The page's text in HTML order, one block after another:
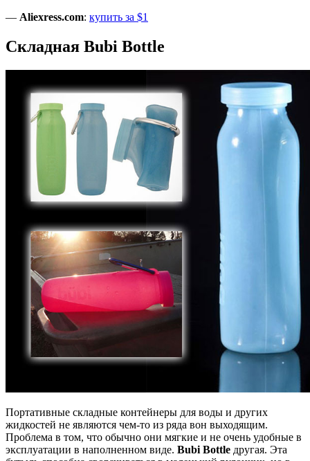
— Aliexress.com: купить за $1
Складная Bubi Bottle
Портативные складные контейнеры для воды и других
жидкостей не являются чем-то из ряда вон выходящим.
Проблема в том, что обычно они мягкие и не очень удобные в
эксплуатации в наполненном виде. Bubi Bottle другая. Эта